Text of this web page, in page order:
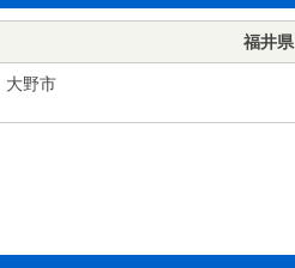
福井県
大野市